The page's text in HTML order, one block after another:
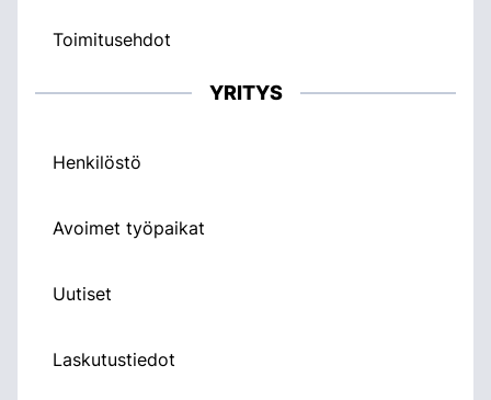
Toimitusehdot
YRITYS
Henkilöstö
Avoimet työpaikat
Uutiset
Laskutustiedot